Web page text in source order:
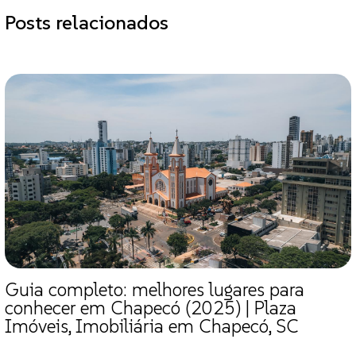
Posts relacionados
Guia completo: melhores lugares para
conhecer em Chapecó (2025) | Plaza
Imóveis, Imobiliária em Chapecó, SC